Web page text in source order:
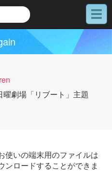
メ
ニ
曜劇場「リブート」主題
使いの端末用のファイルは
ンロードすることができま